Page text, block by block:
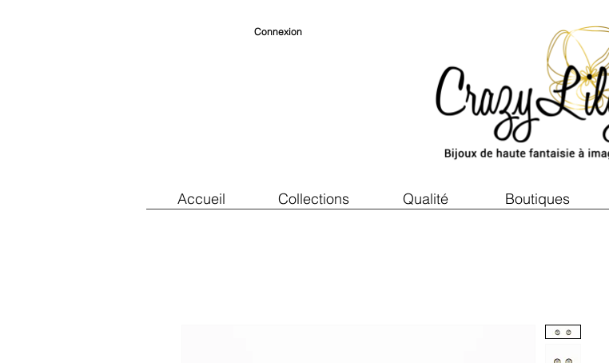
Accueil Collections Qualité Boutiques
Connexion